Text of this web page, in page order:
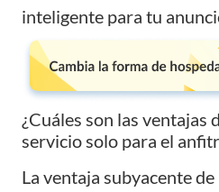
inteligente para tu
¿Cuáles son las ventajas
servicio solo para el
La ventaja subyacente